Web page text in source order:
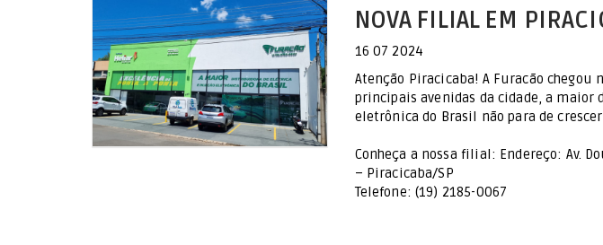
NOVA FILIAL EM
16 07 2024
Atenção Piracicaba! A Furacão chegou
principais avenidas da cidade, a
eletrônica do Brasil não para de
Conheça a nossa filial: Endereço: Av.
– Piracicaba/SP
Telefone: (19) 2185-0067